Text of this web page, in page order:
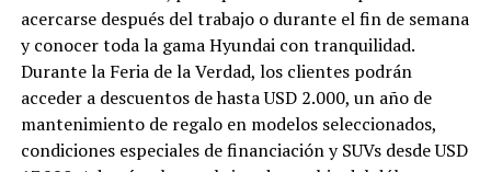
acercarse después del trabajo o durante el fin de semana
y conocer toda la gama Hyundai con tranquilidad.
Durante la Feria de la Verdad, los clientes podrán
acceder a descuentos de hasta USD 2.000, un año de
mantenimiento de regalo en modelos seleccionados,
condiciones especiales de financiación y SUVs desde USD